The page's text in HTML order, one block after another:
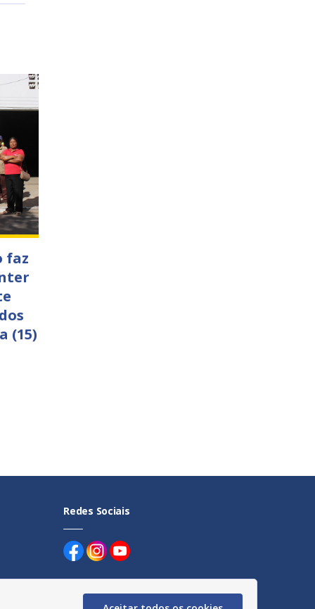
faz
(15)
Redes Sociais